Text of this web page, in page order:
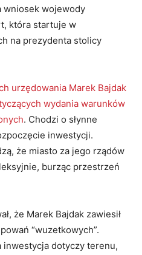
wniosek wojewody
która startuje w
na prezydenta stolicy
urzędowania Marek Bajdak
wydania warunków
. Chodzi o słynne
inwestycji.
że miasto za jego rządów
burząc przestrzeń
że Marek Bajdak zawiesił
“wuzetkowych”.
inwestycja dotyczy terenu,